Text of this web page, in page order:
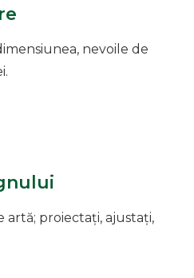
nevoile de
proiectați, ajustați,